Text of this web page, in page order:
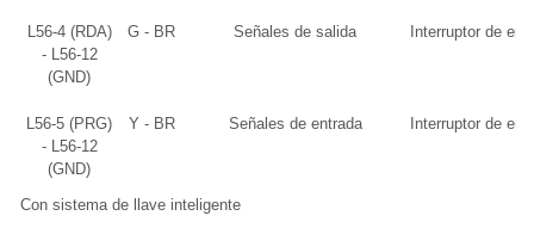
L56-4 (RDA)
- L56-12
(GND)
G - BR Señales de salida
Interruptor de
L56-5 (PRG)
- L56-12
(GND)
Y - BR Señales de entrada
Interruptor de
Con sistema de llave inteligente